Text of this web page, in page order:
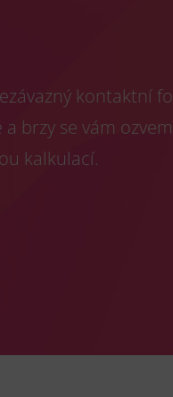
kontaktní
brzy se vám
kalkulací.